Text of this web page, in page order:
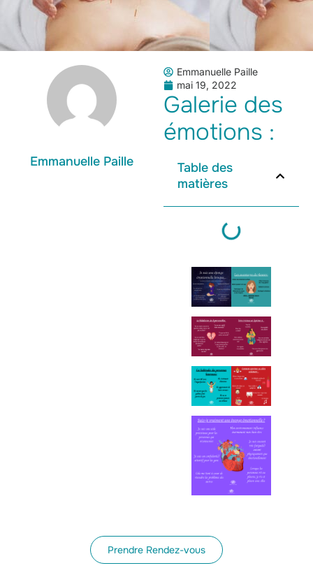
Emmanuelle Paille
Emmanuelle Paille
mai 19, 2022
Galerie des
émotions :
Table des
matières
Prendre Rendez-vous